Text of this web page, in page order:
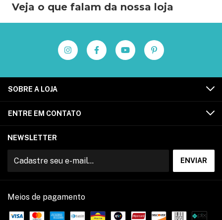
Veja o que falam da nossa loja
SOBRE A LOJA
ENTRE EM CONTATO
NEWSLETTER
Meios de pagamento